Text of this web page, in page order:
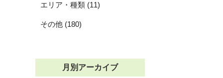
エリア・種類 (11)
その他 (180)
月別アーカイブ